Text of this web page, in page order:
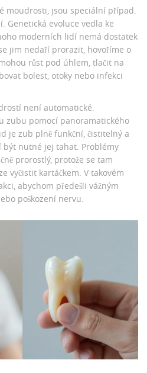
moudrosti, jsou speciální případ.
Genetická evoluce vedla ke
moderních lidí nemá dostatek
jim nedaří prorazit, hovoříme o
růst pod úhlem, tlačit na
bolest, otoky nebo infekci
není automatické.
zubu pomocí panoramatického
je zub plně funkční, čistitelný a
být nutné jej tahat. Problémy
prorostlý, protože se tam
vyčistit kartáčkem. V takovém
abychom předešli vážným
poškození nervu.